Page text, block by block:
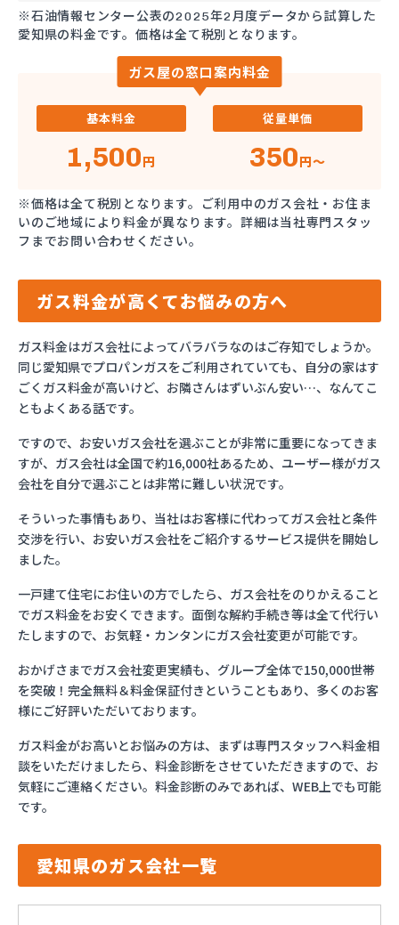
※石油情報センター公表の2025年2月度データから試算した
愛知県の料金です。価格は全て税別となります。
ガス屋の窓口案内料金
基本料金
1,500円
従量単価
350円～
※価格は全て税別となります。ご利用中のガス会社・お住ま
いのご地域により料金が異なります。詳細は当社専門スタッ
フまでお問い合わせください。
ガス料金が高くてお悩みの方へ
ガス料金はガス会社によってバラバラなのはご存知でしょうか。
同じ愛知県でプロパンガスをご利用されていても、自分の家はす
ごくガス料金が高いけど、お隣さんはずいぶん安い…、なんてこ
ともよくある話です。
ですので、お安いガス会社を選ぶことが非常に重要になってきま
すが、ガス会社は全国で約16,000社あるため、ユーザー様がガス
会社を自分で選ぶことは非常に難しい状況です。
そういった事情もあり、当社はお客様に代わってガス会社と条件
交渉を行い、お安いガス会社をご紹介するサービス提供を開始し
ました。
一戸建て住宅にお住いの方でしたら、ガス会社をのりかえること
でガス料金をお安くできます。面倒な解約手続き等は全て代行い
たしますので、お気軽・カンタンにガス会社変更が可能です。
おかげさまでガス会社変更実績も、グループ全体で150,000世帯
を突破！完全無料＆料金保証付きということもあり、多くのお客
様にご好評いただいております。
ガス料金がお高いとお悩みの方は、まずは専門スタッフへ料金相
談をいただけましたら、料金診断をさせていただきますので、お
気軽にご連絡ください。料金診断のみであれば、WEB上でも可能
です。
愛知県のガス会社一覧